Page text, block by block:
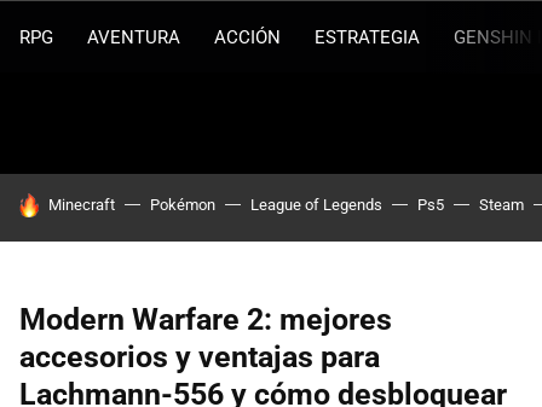
RPG AVENTURA ACCIÓN ESTRATEGIA GENSHIN
HOY SE HABLA DE
Minecraft Pokémon League of Legends Ps5 Steam
Modern Warfare 2: mejores
accesorios y ventajas para
Lachmann-556 y cómo desbloquear